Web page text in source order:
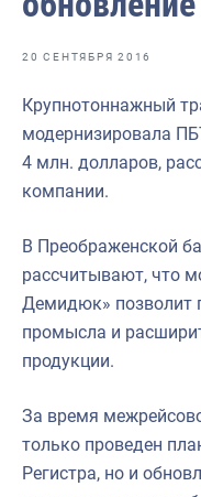
Отраслевые СМИ
Выставки и
Научно-
Рыбоохрана
Большая
Укрепление
20 СЕНТЯБРЯ 2016
Крупнотоннажный
модернизировала
4 млн. долларов,
компании.
В Преображенской
рассчитывают, что
Демидюк» позволит
промысла и
продукции.
За время
только проведен
Регистра, но и